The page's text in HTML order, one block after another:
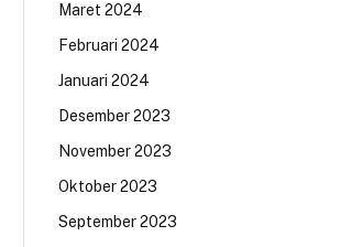
Maret 2024
Februari 2024
Januari 2024
Desember 2023
November 2023
Oktober 2023
September 2023